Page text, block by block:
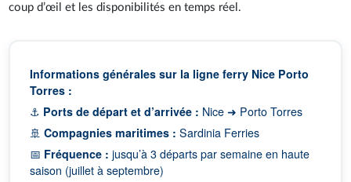
coup d’œil et les disponibilités en temps réel.
Informations générales sur la ligne ferry Nice Porto
Torres :
⚓ Ports de départ et d’arrivée : Nice ➜ Porto Torres
🚢Compagnies maritimes : Sardinia Ferries
📅 Fréquence : jusqu’à 3 départs par semaine en haute
saison (juillet à septembre)